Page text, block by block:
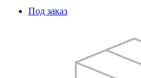
Под заказ